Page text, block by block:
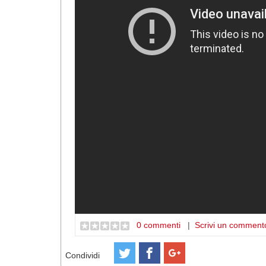
0 commenti | Scrivi un
Condividi